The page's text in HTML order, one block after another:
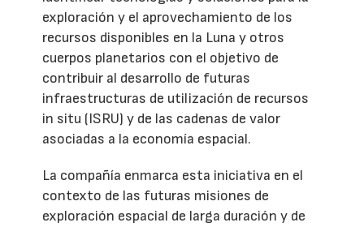
exploración y el aprovechamiento de los
recursos disponibles en la Luna y otros
cuerpos planetarios con el objetivo de
contribuir al desarrollo de futuras
infraestructuras de utilización de recursos
in situ (ISRU) y de las cadenas de valor
asociadas a la economía espacial.
La compañía enmarca esta iniciativa en el
contexto de las futuras misiones de
exploración espacial de larga duración y de